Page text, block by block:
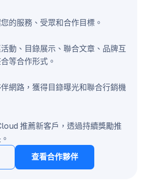
的服務、受眾和合作目標。
動、目錄展示、聯合文章、品牌互
等合作形式。
網路，獲得目錄曝光和聯合行銷機
推薦新客戶，透過持續獎勵推
查看合作夥伴